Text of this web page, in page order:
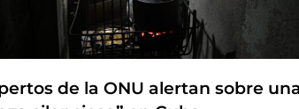
de la ONU alertan sobre